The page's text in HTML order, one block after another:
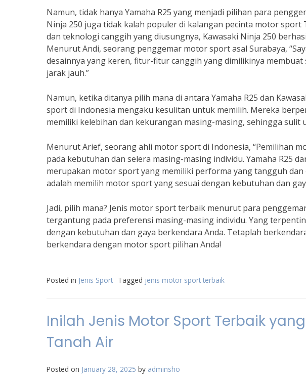
Namun, tidak hanya Yamaha R25 yang menjadi pilihan para
Ninja 250 juga tidak kalah populer di kalangan pecinta motor
dan teknologi canggih yang diusungnya, Kawasaki Ninja 250
Menurut Andi, seorang penggemar motor sport asal Surabaya,
desainnya yang keren, fitur-fitur canggih yang dimilikinya membuat
jarak jauh.”
Namun, ketika ditanya pilih mana di antara Yamaha R25 dan
sport di Indonesia mengaku kesulitan untuk memilih. Mereka
memiliki kelebihan dan kekurangan masing-masing, sehingga
Menurut Arief, seorang ahli motor sport di Indonesia, “Pemilihan
pada kebutuhan dan selera masing-masing individu. Yamaha R25
merupakan motor sport yang memiliki performa yang tangguh
adalah memilih motor sport yang sesuai dengan kebutuhan dan
Jadi, pilih mana? Jenis motor sport terbaik menurut para
tergantung pada preferensi masing-masing individu. Yang
dengan kebutuhan dan gaya berkendara Anda. Tetaplah
berkendara dengan motor sport pilihan Anda!
Posted in Jenis Sport Tagged jenis motor sport terbaik
Inilah Jenis Motor Sport Terbaik
Tanah Air
Posted on January 28, 2025 by adminsho